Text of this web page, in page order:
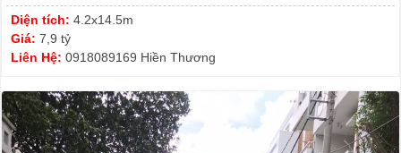
Diện tích: 4.2x14.5m
Giá: 7,9 tỷ
Liên Hệ: 0918089169 Hiền Thương